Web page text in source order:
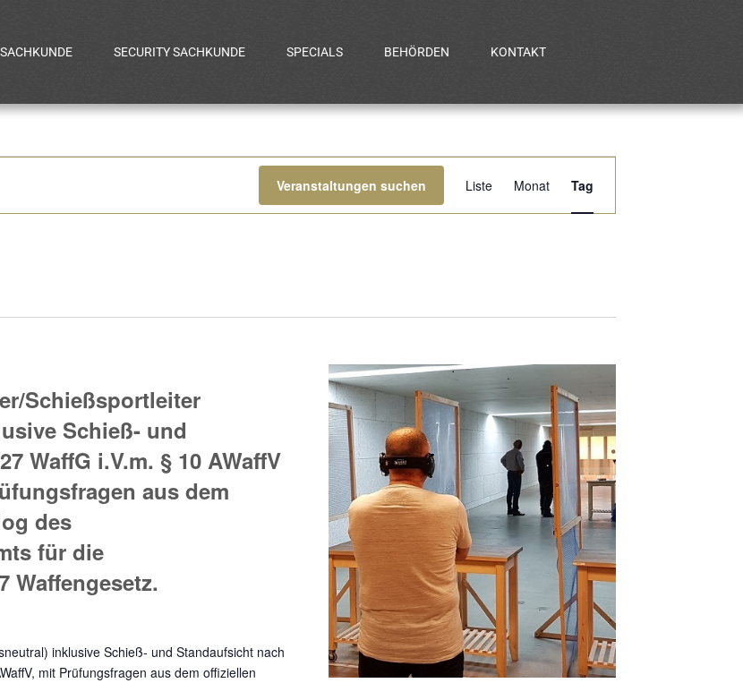
SECURITY SACHKUNDE SPECIALS BEHÖRDEN KONTAKT
Veranstaltungen suchen
Veranstaltung
Ansichten-
Liste Monat Tag
Schießsportleiter
Schieß- und
WaffG i.V.m. § 10 AWaffV
aus dem
des
für die
Waffengesetz.
inklusive Schieß- und Standaufsicht nach
mit Prüfungsfragen aus dem offiziellen